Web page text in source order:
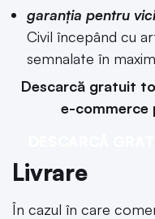
garanția pentru
Civil începând cu
semnalate în
Descarcă gratuit
e-commerce
Livrare
În cazul în care